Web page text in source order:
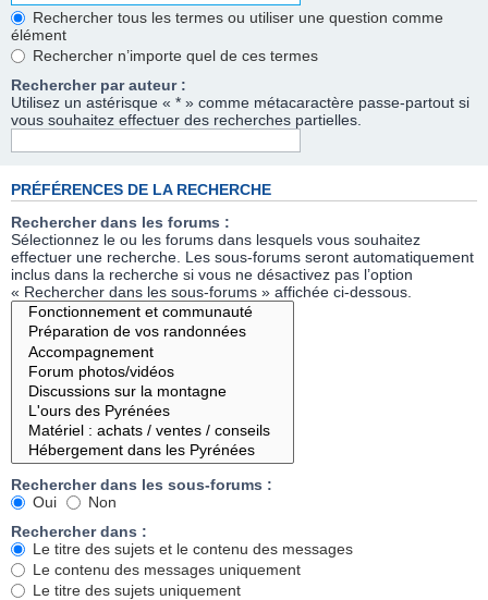
Rechercher tous les termes ou utiliser une question comme
élément
Rechercher n’importe quel de ces termes
Rechercher par auteur :
Utilisez un astérisque « * » comme métacaractère passe-partout si
vous souhaitez effectuer des recherches partielles.
PRÉFÉRENCES DE LA RECHERCHE
Rechercher dans les forums :
Sélectionnez le ou les forums dans lesquels vous souhaitez
effectuer une recherche. Les sous-forums seront automatiquement
inclus dans la recherche si vous ne désactivez pas l’option
« Rechercher dans les sous-forums » affichée ci-dessous.
Rechercher dans les sous-forums :
Oui
Non
Rechercher dans :
Le titre des sujets et le contenu des messages
Le contenu des messages uniquement
Le titre des sujets uniquement